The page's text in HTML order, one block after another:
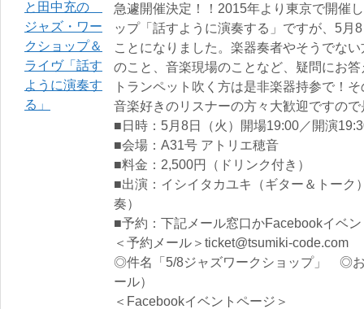
急遽開催決定！！2015年より東京で開催
ップ「話すように演奏する」ですが、5月
ことになりました。楽器奏者やそうでな
のこと、音楽現場のことなど、疑問にお
トランペット吹く方は是非楽器持参で！
音楽好きのリスナーの方々大歓迎ですの
■日時：5月8日（火）開場19:00／開演
■会場：A31号 アトリエ穂音
■料金：2,500円（ドリンク付き）
■出演：イシイタカユキ（ギター＆トーク
奏）
■予約：下記メール窓口かFacebookイベ
＜予約メール＞ticket@tsumiki-code.com
◎件名「5/8ジャズワークショップ」 ◎お
ール）
＜Facebookイベントページ＞